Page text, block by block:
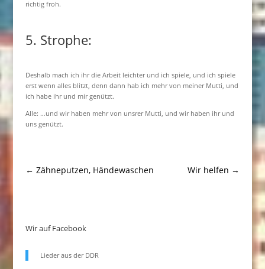
richtig froh.
5. Strophe:
Deshalb mach ich ihr die Arbeit leichter und ich spiele, und ich spiele
erst wenn alles blitzt, denn dann hab ich mehr von meiner Mutti, und
ich habe ihr und mir genützt.
Alle: …und wir haben mehr von unsrer Mutti, und wir haben ihr und
uns genützt.
← Zähneputzen, Händewaschen Wir helfen →
Wir auf Facebook
Lieder aus der DDR